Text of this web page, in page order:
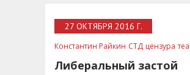
27 ОКТЯБРЯ 2016 Г.
Константин Райкин СТД цензура
Либеральный застой